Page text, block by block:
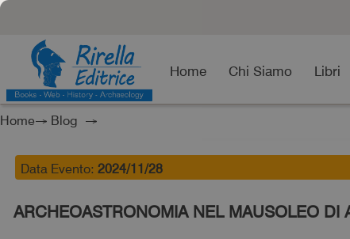
Home Chi Siamo Libri
Home→ Blog →
Data Evento: 2024/11/28
ARCHEOASTRONOMIA NEL MAUSOLEO DI